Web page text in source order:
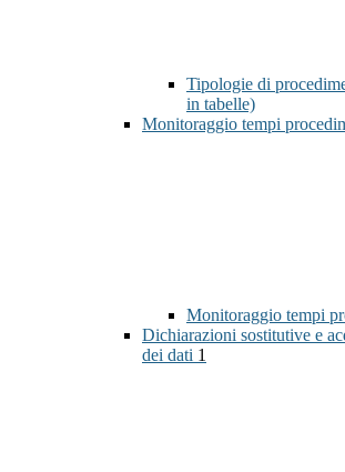
Tipologie di
in tabelle)
Monitoraggio tempi
Monitoraggio tempi
Dichiarazioni sostitutive e
dei dati 1